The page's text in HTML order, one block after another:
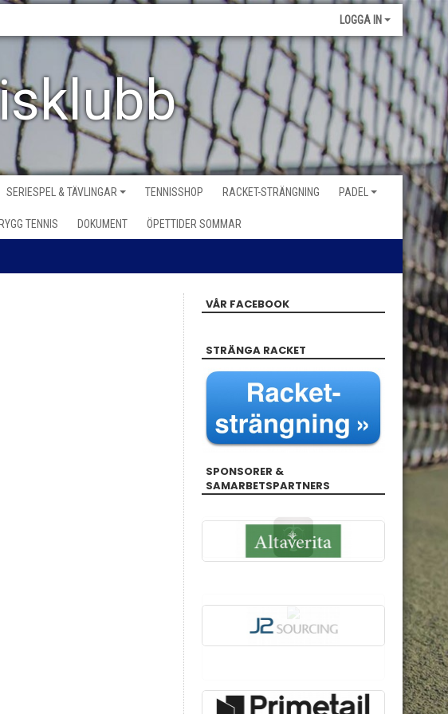
LOGGA IN
SERIESPEL & TÄVLINGAR TENNISSHOP RACKET-STRÄNGNING PADEL
TENNIS DOKUMENT ÖPETTIDER SOMMAR
VÅR FACEBOOK
STRÄNGA RACKET
SPONSORER &
SAMARBETSPARTNERS